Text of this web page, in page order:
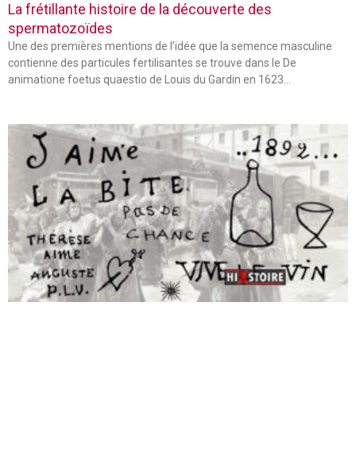
La frétillante histoire de la découverte des
spermatozoïdes
Une des premières mentions de l’idée que la semence masculine
contienne des particules fertilisantes se trouve dans le De
animatione foetus quaestio de Louis du Gardin en 1623…